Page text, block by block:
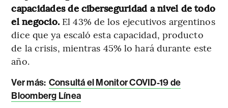
capacidades de ciberseguridad a nivel de todo
el negocio. El 43% de los ejecutivos argentinos
dice que ya escaló esta capacidad, producto
de la crisis, mientras 45% lo hará durante este
año.
Ver más: Consultá el Monitor COVID-19 de
Bloomberg Línea